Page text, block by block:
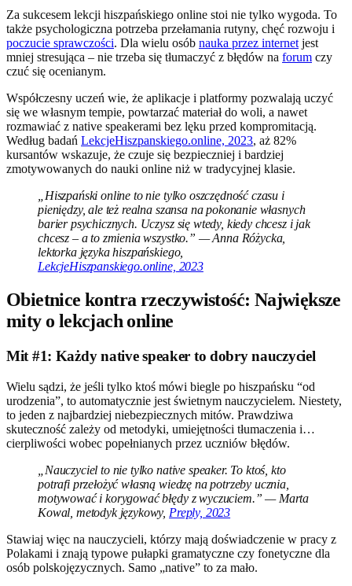
Za sukcesem lekcji hiszpańskiego online stoi nie tylko wygoda. To
także psychologiczna potrzeba przełamania rutyny, chęć rozwoju i
poczucie sprawczości. Dla wielu osób nauka przez internet jest
mniej stresująca – nie trzeba się tłumaczyć z błędów na forum czy
czuć się ocenianym.
Współczesny uczeń wie, że aplikacje i platformy pozwalają uczyć
się we własnym tempie, powtarzać materiał do woli, a nawet
rozmawiać z native speakerami bez lęku przed kompromitacją.
Według badań LekcjeHiszpanskiego.online, 2023, aż 82%
kursantów wskazuje, że czuje się bezpieczniej i bardziej
zmotywowanych do nauki online niż w tradycyjnej klasie.
„Hiszpański online to nie tylko oszczędność czasu i
pieniędzy, ale też realna szansa na pokonanie własnych
barier psychicznych. Uczysz się wtedy, kiedy chcesz i jak
chcesz – a to zmienia wszystko.” — Anna Różycka,
lektorka języka hiszpańskiego,
LekcjeHiszpanskiego.online, 2023
Obietnice kontra rzeczywistość: Największe
mity o lekcjach online
Mit #1: Każdy native speaker to dobry nauczyciel
Wielu sądzi, że jeśli tylko ktoś mówi biegle po hiszpańsku “od
urodzenia”, to automatycznie jest świetnym nauczycielem. Niestety,
to jeden z najbardziej niebezpiecznych mitów. Prawdziwa
skuteczność zależy od metodyki, umiejętności tłumaczenia i…
cierpliwości wobec popełnianych przez uczniów błędów.
„Nauczyciel to nie tylko native speaker. To ktoś, kto
potrafi przełożyć własną wiedzę na potrzeby ucznia,
motywować i korygować błędy z wyczuciem.” — Marta
Kowal, metodyk językowy, Preply, 2023
Stawiaj więc na nauczycieli, którzy mają doświadczenie w pracy z
Polakami i znają typowe pułapki gramatyczne czy fonetyczne dla
osób polskojęzycznych. Samo „native” to za mało.